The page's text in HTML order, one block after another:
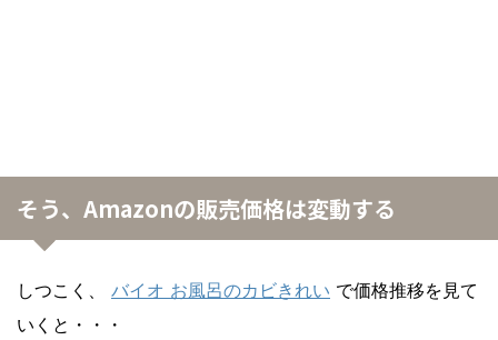
そう、Amazonの販売価格は変動する
しつこく、 バイオ お風呂のカビきれい で価格推移を見て
いくと・・・